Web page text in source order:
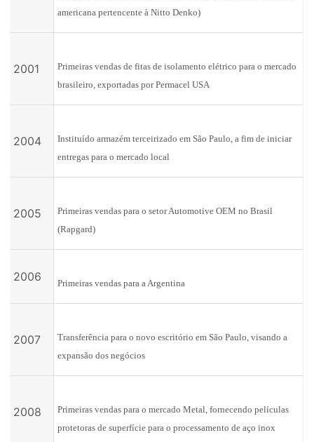
americana pertencente à Nitto Denko)
2001
Primeiras vendas de fitas de isolamento elétrico para o mercado
brasileiro, exportadas por Permacel USA
2004
Instituído armazém terceirizado em São Paulo, a fim de iniciar
entregas para o mercado local
2005
Primeiras vendas para o setor Automotive OEM no Brasil
(Rapgard)
2006 Primeiras vendas para a Argentina
2007
Transferência para o novo escritório em São Paulo, visando a
expansão dos negócios
2008
Primeiras vendas para o mercado Metal, fornecendo películas
protetoras de superfície para o processamento de aço inox